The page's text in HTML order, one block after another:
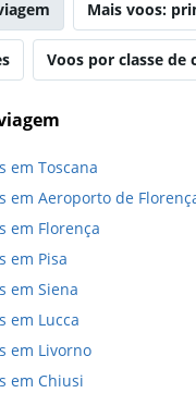
Mais voos:
Voos por classe de
em Toscana
em Aeroporto de
em Florença
em Pisa
em Siena
em Lucca
em Livorno
em Chiusi